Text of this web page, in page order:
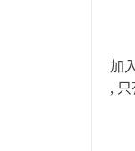
加
,